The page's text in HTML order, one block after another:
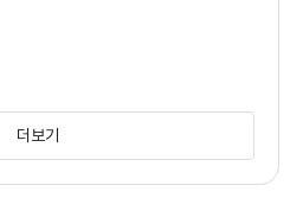
더보기